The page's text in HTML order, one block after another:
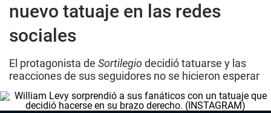
nuevo tatuaje en las redes
sociales
El protagonista de Sortilegiodecidió tatuarse y las
reacciones de sus seguidores no se hicieron esperar